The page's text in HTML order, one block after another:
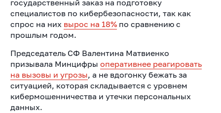
государственный заказ на подготовку
специалистов по кибербезопасности, так как
спрос на них вырос на 18%по сравнению с
прошлым годом.
Председатель СФ Валентина Матвиенко
призывала Минцифры оперативнее реагировать
на вызовы и угрозы, а не вдогонку бежать за
ситуацией, которая складывается с уровнем
кибермошенничества и утечки персональных
данных.